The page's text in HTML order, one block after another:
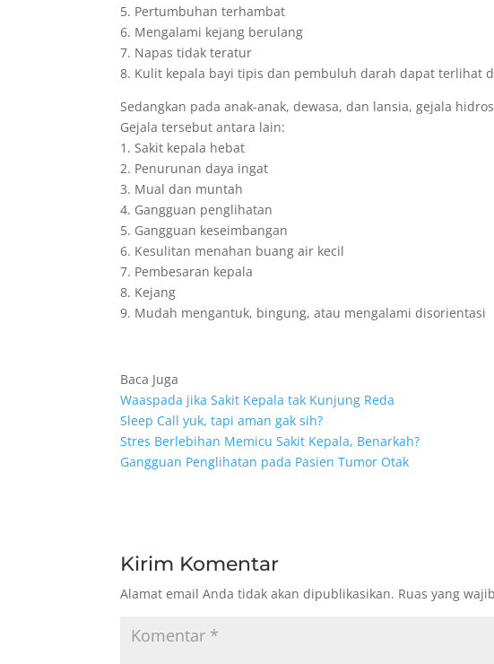
5. Pertumbuhan terhambat
6. Mengalami kejang berulang
7. Napas tidak teratur
8. Kulit kepala bayi tipis dan pembuluh darah dapat terlihat
Sedangkan pada anak-anak, dewasa, dan lansia, gejala
Gejala tersebut antara lain:
1. Sakit kepala hebat
2. Penurunan daya ingat
3. Mual dan muntah
4. Gangguan penglihatan
5. Gangguan keseimbangan
6. Kesulitan menahan buang air kecil
7. Pembesaran kepala
8. Kejang
9. Mudah mengantuk, bingung, atau mengalami disorientasi
Baca Juga
Waaspada jika Sakit Kepala tak Kunjung Reda
Sleep Call yuk, tapi aman gak sih?
Stres Berlebihan Memicu Sakit Kepala, Benarkah?
Gangguan Penglihatan pada Pasien Tumor Otak
Kirim Komentar
Alamat email Anda tidak akan dipublikasikan. Ruas yang